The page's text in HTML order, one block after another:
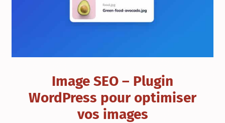
Image SEO – Plugin
WordPress pour optimiser
vos images